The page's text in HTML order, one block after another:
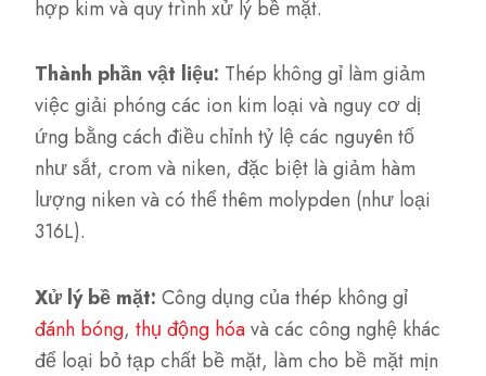
hợp kim và quy trình xử lý bề mặt.
Thành phần vật liệu: Thép không gỉ làm giảm
việc giải phóng các ion kim loại và nguy cơ dị
ứng bằng cách điều chỉnh tỷ lệ các nguyên tố
như sắt, crom và niken, đặc biệt là giảm hàm
lượng niken và có thể thêm molypden (như loại
316L).
Xử lý bề mặt: Công dụng của thép không gỉ
đánh bóng,thụ động hóavà các công nghệ khác
để loại bỏ tạp chất bề mặt, làm cho bề mặt mịn